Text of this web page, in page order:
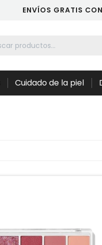
ENVÍOS GRATIS
Cuidado de la piel